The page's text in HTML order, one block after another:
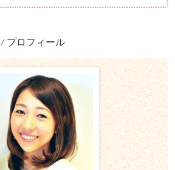
/ プロフィール